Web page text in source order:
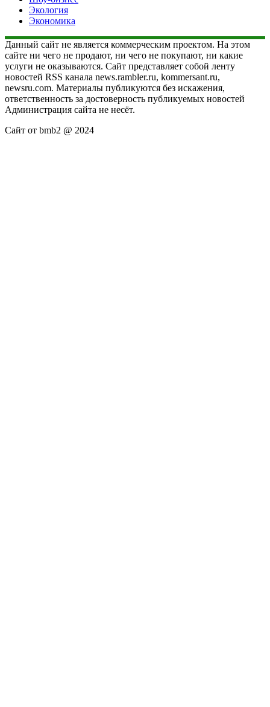
Экология
Экономика
Данный сайт не является коммерческим проектом. На этом
сайте ни чего не продают, ни чего не покупают, ни какие
услуги не оказываются. Сайт представляет собой ленту
новостей RSS канала news.rambler.ru, kommersant.ru,
newsru.com. Материалы публикуются без искажения,
ответственность за достоверность публикуемых новостей
Администрация сайта не несёт.
Сайт от bmb2 @ 2024